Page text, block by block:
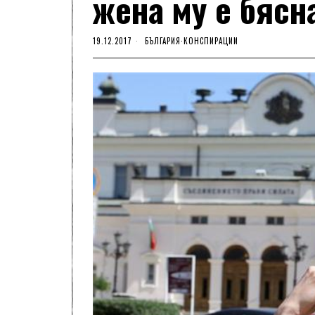
19.12.2017 БЪЛГАРИЯ·КОНСПИРАЦИИ